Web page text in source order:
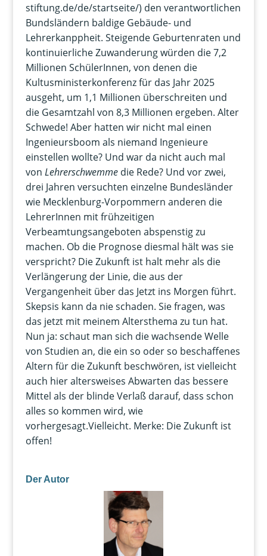
stiftung.de/de/startseite/) den verantwortlichen
Bundsländern baldige Gebäude- und
Lehrerkanppheit. Steigende Geburtenraten und
kontinuierliche Zuwanderung würden die 7,2
Millionen SchülerInnen, von denen die
Kultusministerkonferenz für das Jahr 2025
ausgeht, um 1,1 Millionen überschreiten und
die Gesamtzahl von 8,3 Millionen ergeben. Alter
Schwede! Aber hatten wir nicht mal einen
Ingenieursboom als niemand Ingenieure
einstellen wollte? Und war da nicht auch mal
von Lehrerschwemmedie Rede? Und vor zwei,
drei Jahren versuchten einzelne Bundesländer
wie Mecklenburg-Vorpommern anderen die
LehrerInnen mit frühzeitigen
Verbeamtungsangeboten abspenstig zu
machen. Ob die Prognose diesmal hält was sie
verspricht? Die Zukunft ist halt mehr als die
Verlängerung der Linie, die aus der
Vergangenheit über das Jetzt ins Morgen führt.
Skepsis kann da nie schaden. Sie fragen, was
das jetzt mit meinem Altersthema zu tun hat.
Nun ja: schaut man sich die wachsende Welle
von Studien an, die ein so oder so beschaffenes
Altern für die Zukunft beschwören, ist vielleicht
auch hier altersweises Abwarten das bessere
Mittel als der blinde Verlaß darauf, dass schon
alles so kommen wird, wie
vorhergesagt.Vielleicht. Merke: Die Zukunft ist
offen!
Der Autor